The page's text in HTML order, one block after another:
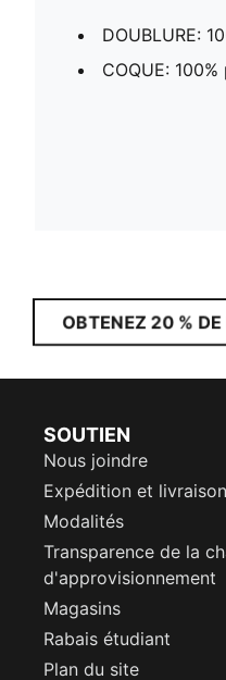
DOUBLURE:
COQUE:
OBTENEZ 20 %
SOUTIEN
Nous joindre
Expédition et livraison
Modalités
Transparence de la
d'approvisionnement
Magasins
Rabais étudiant
Plan du site